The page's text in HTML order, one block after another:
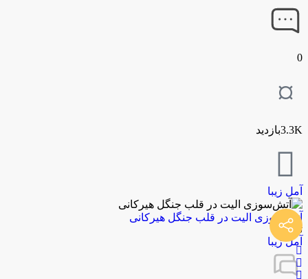
0
3.3Kبازدید
آمل زیبا
آتش‌سوزی الیت در قلب جنگل هیرکانی
توسط
آمل زیبا